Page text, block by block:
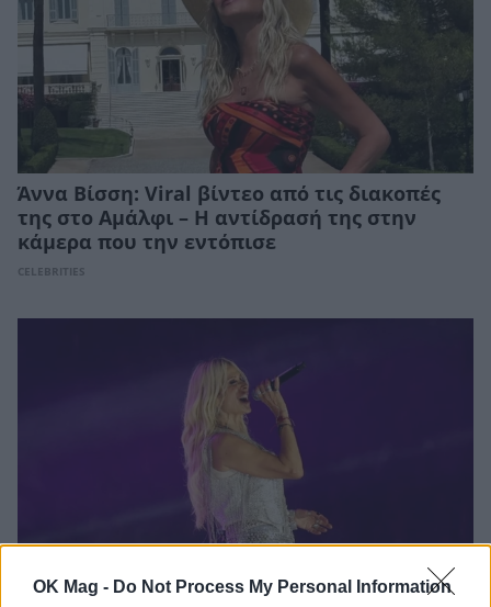
OK Mag - Do Not Process My Personal Information
Άννα Βίσση: Viral βίντεο από τις διακοπές
της στο Αμάλφι – Η αντίδρασή της στην
κάμερα που την εντόπισε
CELEBRITIES